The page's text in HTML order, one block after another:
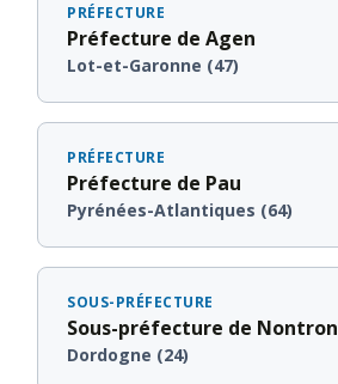
PRÉFECTURE
Préfecture de Agen
Lot-et-Garonne (47)
PRÉFECTURE
Préfecture de Pau
Pyrénées-Atlantiques (64)
SOUS-PRÉFECTURE
Sous-préfecture de Nontron
Dordogne (24)